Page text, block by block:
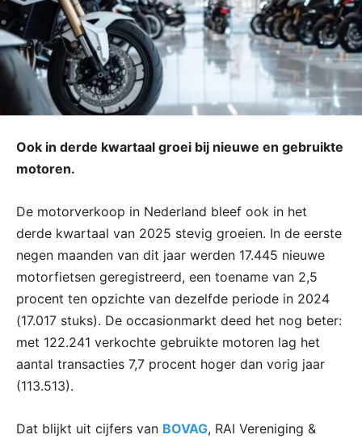
Ook in derde kwartaal groei bij nieuwe en gebruikte
motoren.
De motorverkoop in Nederland bleef ook in het
derde kwartaal van 2025 stevig groeien. In de eerste
negen maanden van dit jaar werden 17.445 nieuwe
motorfietsen geregistreerd, een toename van 2,5
procent ten opzichte van dezelfde periode in 2024
(17.017 stuks). De occasionmarkt deed het nog beter:
met 122.241 verkochte gebruikte motoren lag het
aantal transacties 7,7 procent hoger dan vorig jaar
(113.513).
Dat blijkt uit cijfers van BOVAG, RAI Vereniging &